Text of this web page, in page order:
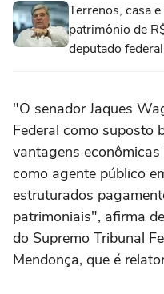
Terrenos, casa
patrimônio de
deputado
"O senador Jaques
Federal como suposto
vantagens
como agente público
estruturados
patrimoniais", afirma
do Supremo Tribunal
Mendonça, que é